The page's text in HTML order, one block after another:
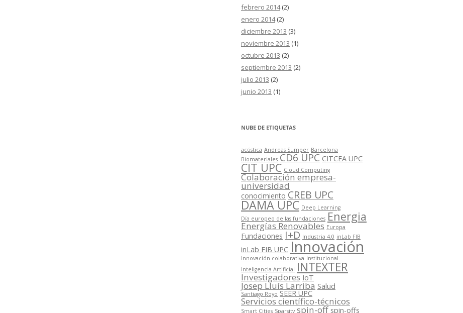
febrero 2014(2)
enero 2014(2)
diciembre 2013 (3)
noviembre 2013 (1)
octubre 2013 (2)
septiembre 2013 (2)
julio 2013 (2)
junio 2013 (1)
NUBE DE ETIQUETAS
acústica Andreas Sumper Barcelona
Biomateriales CD6 UPC CITCEA UPC
CIT UPC Cloud Computing
Colaboración empresa-
universidad
conocimiento CREB UPC
DAMA UPC Deep Learning
Día europeo de las fundaciones Energia
Energías Renovables Europa
Fundaciones I+D Industria 4.0 inLab FIB
inLab FIB UPC Innovación
Innovación colaborativa Institucional
Inteligencia Artificial INTEXTER
Investigadores IoT
Josep Lluís Larriba Salud
Santiago Royo SEER UPC
Servicios científico-técnicos
Smart Cities Sparsity spin-off spin-offs